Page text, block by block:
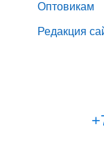
Оптовикам
Редакция